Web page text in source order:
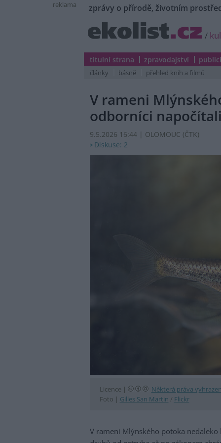
reklama zprávy o přírodě, životním
/
titulní strana zpravodajství
články básně přehled knih a filmů
V rameni
odborníci
9.5.2026 16:44 | OLOMOUC (ČTK)
Diskuse: 2
Licence |
Některá práva
Foto | Gilles San Martin / Flickr
V rameni Mlýnského potoka